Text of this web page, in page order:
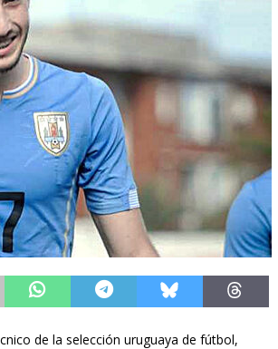
de la selección uruguaya de fútbol,